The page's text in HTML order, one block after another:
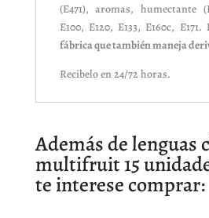
(E471), aromas, humectante
E100, E120, E133, E160c, E171.
fábrica que también maneja
Recibelo en 24/72 horas.
Además de lenguas
multifruit 15
te interese comprar: